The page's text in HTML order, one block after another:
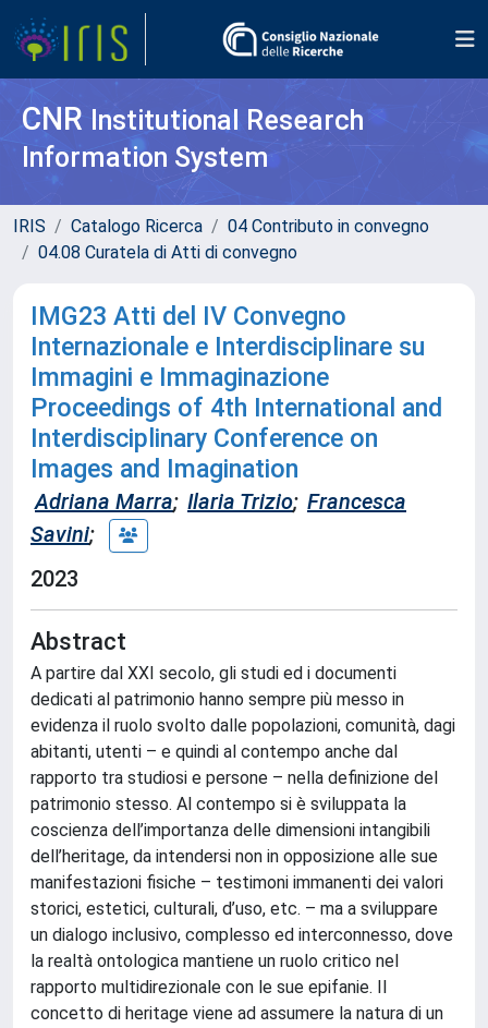
CNR Institutional Research
Information System
IRIS Catalogo Ricerca
04 Contributo in convegno
04.08 Curatela di Atti di convegno
IMG23 Atti del IV Convegno
Internazionale e Interdisciplinare su
Immagini e Immaginazione
Proceedings of 4th International and
Interdisciplinary Conference on
Images and Imagination
Adriana Marra; Ilaria Trizio; Francesca
Savini;
2023
Abstract
A partire dal XXI secolo, gli studi ed i documenti
dedicati al patrimonio hanno sempre più messo in
evidenza il ruolo svolto dalle popolazioni, comunità, dagi
abitanti, utenti – e quindi al contempo anche dal
rapporto tra studiosi e persone – nella definizione del
patrimonio stesso. Al contempo si è sviluppata la
coscienza dell’importanza delle dimensioni intangibili
dell’heritage, da intendersi non in opposizione alle sue
manifestazioni fisiche – testimoni immanenti dei valori
storici, estetici, culturali, d’uso, etc. – ma a sviluppare
un dialogo inclusivo, complesso ed interconnesso, dove
la realtà ontologica mantiene un ruolo critico nel
rapporto multidirezionale con le sue epifanie. Il
concetto di heritage viene ad assumere la natura di un